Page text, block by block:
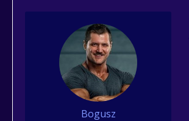
Bogusz